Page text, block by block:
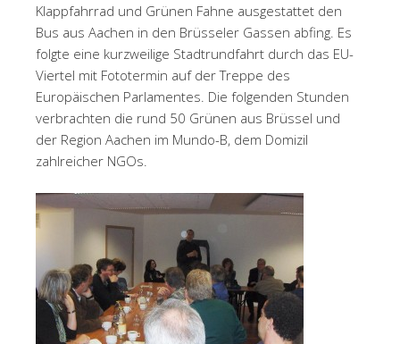
Klappfahrrad und Grünen Fahne ausgestattet den
Bus aus Aachen in den Brüsseler Gassen abfing. Es
folgte eine kurzweilige Stadtrundfahrt durch das EU-
Viertel mit Fototermin auf der Treppe des
Europäischen Parlamentes. Die folgenden Stunden
verbrachten die rund 50 Grünen aus Brüssel und
der Region Aachen im Mundo-B, dem Domizil
zahlreicher NGOs.